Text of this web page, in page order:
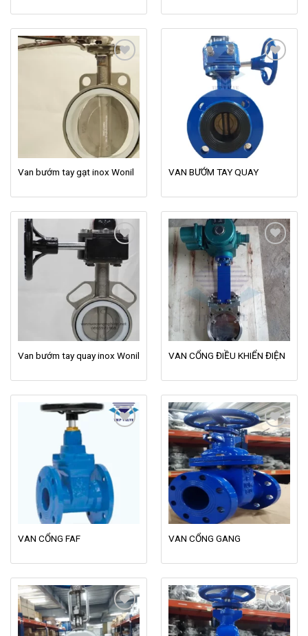
Add to
wishlist
Van bướm tay gạt inox Wonil
wishlist
VAN BƯỚM TAY QUAY
wishlist
Van bướm tay quay inox Wonil
Add to
wishlist
VAN CỔNG ĐIỀU KHIỂN ĐIỆN
wishlist
VAN CỔNG FAF
Add to
wishlist
VAN CỔNG GANG